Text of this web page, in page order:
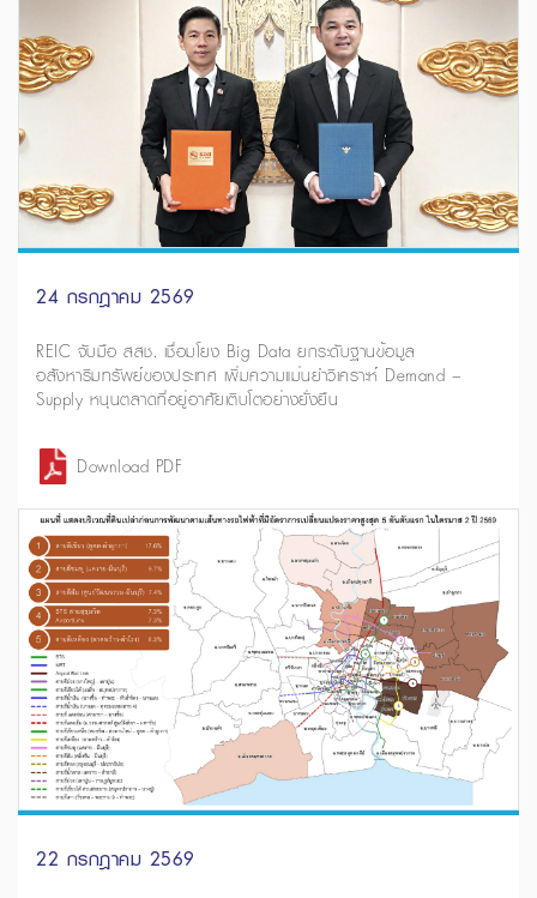
24 กรกฎาคม 2569
REIC จับมือ สสช. เชื่อมโยง Big Data ยกระดับฐานข้อมูล
อสังหาริมทรัพย์ของประเทศ เพิ่มความแม่นยำวิเคราะห์ Demand –
Supply หนุนตลาดที่อยู่อาศัยเติบโตอย่างยั่งยืน
Download PDF
22 กรกฎาคม 2569